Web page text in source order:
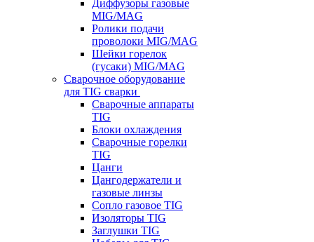
Диффузоры газовые
MIG/MAG
Ролики подачи
проволоки MIG/MAG
Шейки горелок
(гусаки) MIG/MAG
Сварочное оборудование
для TIG сварки
Сварочные аппараты
TIG
Блоки охлаждения
Сварочные горелки
TIG
Цанги
Цангодержатели и
газовые линзы
Сопло газовое TIG
Изоляторы TIG
Заглушки TIG